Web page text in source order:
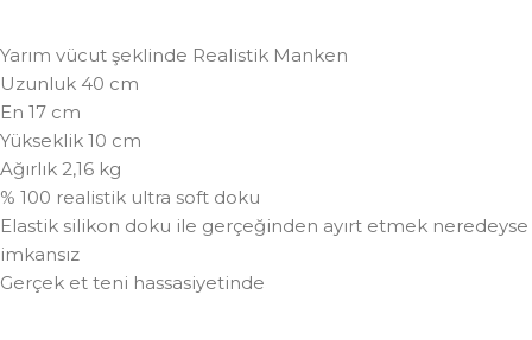
Yarım vücut şeklinde Realistik Manken
Uzunluk 40 cm
En 17 cm
Yükseklik 10 cm
Ağırlık 2,16 kg
% 100 realistik ultra soft doku
Elastik silikon doku ile gerçeğinden ayırt etmek neredeyse
imkansız
Gerçek et teni hassasiyetinde